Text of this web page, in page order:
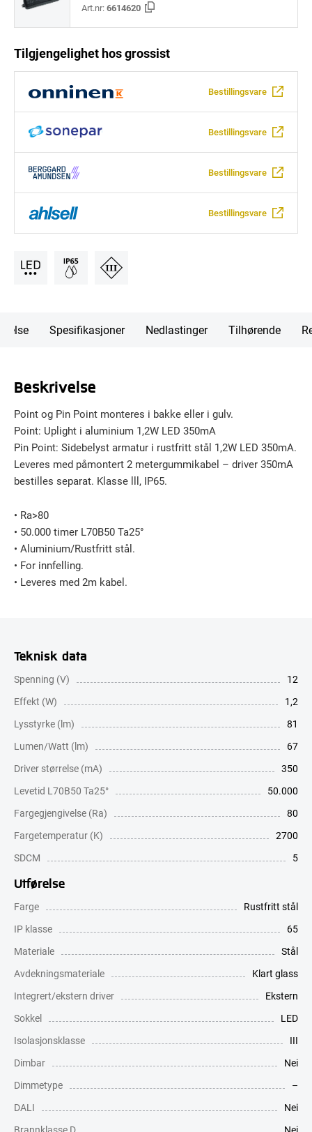
Art.nr:6614620
Tilgjengelighet hos grossist
Bestillingsvare
Bestillingsvare
Bestillingsvare
Bestillingsvare
Spesifikasjoner Nedlastinger Tilhørende
Beskrivelse
Point og Pin Point monteres i bakke eller i gulv.
Point: Uplight i aluminium 1,2W LED 350mA
Pin Point: Sidebelyst armatur i rustfritt stål 1,2W LED 350mA.
Leveres med påmontert 2 metergummikabel – driver 350mA
bestilles separat. Klasse lll, IP65.
• Ra>80
• 50.000 timer L70B50 Ta25°
• Aluminium/Rustfritt stål.
• For innfelling.
• Leveres med 2m kabel.
Teknisk data
Spenning (V)
12
Effekt (W)
1,2
Lysstyrke (lm)
81
Lumen/Watt (lm)
67
Driver størrelse (mA)
350
Levetid L70B50 Ta25°
50.000
Fargegjengivelse (Ra)
80
Fargetemperatur (K)
2700
SDCM
5
Utførelse
Farge
Rustfritt stål
IP klasse
65
Materiale
Stål
Avdekningsmateriale
Klart glass
Integrert/ekstern driver
Ekstern
Sokkel
LED
Isolasjonsklasse
III
Dimbar
Nei
Dimmetype
–
DALI
Nei
Brannklasse D
Nei